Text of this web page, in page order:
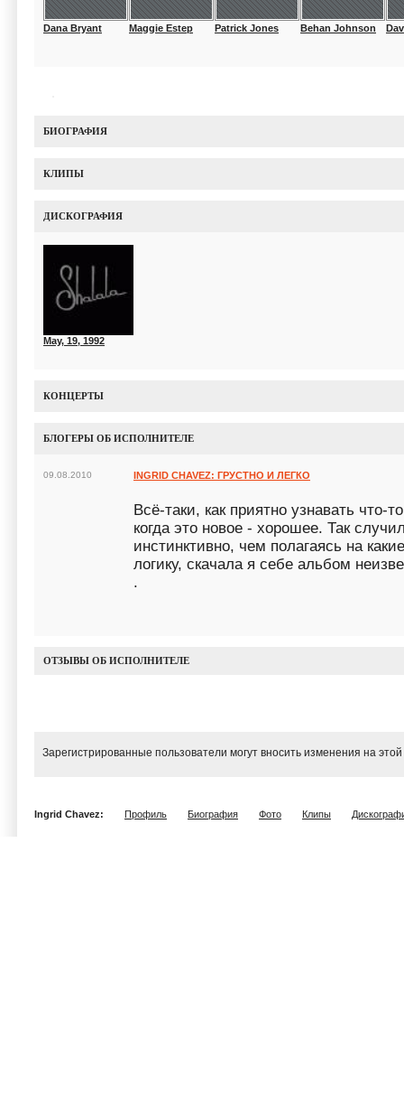
Dana Bryant Maggie Estep Patrick Jones Behan Johnson
БИОГРАФИЯ
КЛИПЫ
ДИСКОГРАФИЯ
May, 19, 1992
КОНЦЕРТЫ
БЛОГЕРЫ ОБ ИСПОЛНИТЕЛЕ
09.08.2010 INGRID CHAVEZ: ГРУСТНО И ЛЕГКО
Всё-таки, как приятно узнавать что-
когда это новое - хорошее. Так
инстинктивно, чем полагаясь на
логику, скачала я себе альбом
.
ОТЗЫВЫ ОБ ИСПОЛНИТЕЛЕ
Зарегистрированные пользователи могут вносить изменения на
Ingrid Chavez: Профиль Биография Фото Клипы